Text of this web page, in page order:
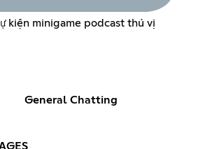
kiện minigame podcast thú vị
General Chatting